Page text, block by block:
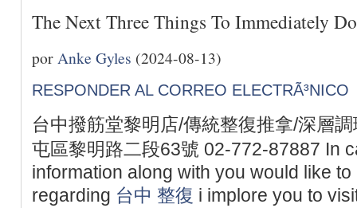
The Next Three Things To Immediately
por Anke Gyles (2024-08-13)
RESPONDER AL CORREO ELECTRÃ³NICO
台中撥筋堂黎明店/傳統整復推拿/深層
屯區黎明路二段63號 02-772-87887 In
information along with you would like
regarding 台中 整復 i implore you to